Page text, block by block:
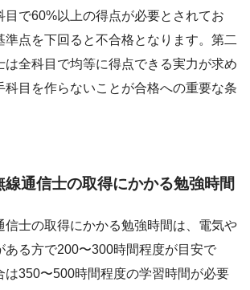
目で60%以上の得点が必要とされてお
準点を下回ると不合格となります。第二
は全科目で均等に得点できる実力が求め
科目を作らないことが合格への重要な条
線通信士の取得にかかる勉強時間
信士の取得にかかる勉強時間は、電気や
ある方で200〜300時間程度が目安で
は350〜500時間程度の学習時間が必要